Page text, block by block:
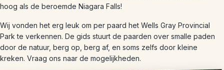
hoog als de beroemde Niagara Falls!
Wij vonden het erg leuk om per paard het Wells Gray Provincial
Park te verkennen. De gids stuurt de paarden over smalle paden
door de natuur, berg op, berg af, en soms zelfs door kleine
kreken. Vraag ons naar de mogelijkheden.